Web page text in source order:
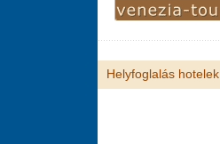
Helyfoglalás hotelek